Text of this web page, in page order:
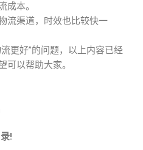
成本。
流渠道，时效也比较快一
更好”的问题，以上内容已经
可以帮助大家。
!